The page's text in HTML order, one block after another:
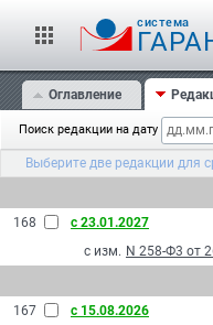
cистема
Оглавление
Поиск редакции на дату
Выберите две редакции для
168
с 23.01.2027
с изм. N 258-Ф3 от
167
с 15.08.2026